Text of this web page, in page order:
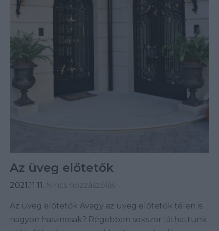
Az üveg előtetők
2021.11.11. Nincs hozzászólás
Az üveg előtetők Avagy az üveg előtetők télen is
nagyon hasznosak? Régebben sokszor láthattunk